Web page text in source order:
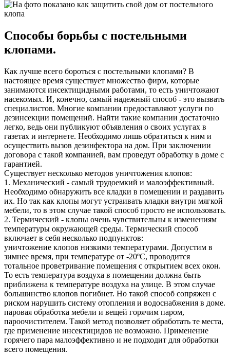
Способы борьбы с постельными
клопами.
Как лучше всего бороться с постельными клопами? В
настоящее время существует множество фирм, которые
занимаются инсектицидными работами, то есть уничтожают
насекомых. И, конечно, самый надежный способ - это вызвать
специалистов. Многие компании предоставляют услуги по
дезинсекции помещений. Найти такие компании достаточно
легко, ведь они публикуют объявления о своих услугах в
газетах и интернете. Необходимо лишь обратиться к ним и
осуществить вызов дезинфектора на дом. При заключении
договора с такой компанией, вам проведут обработку в доме с
гарантией.
Существует несколько методов уничтожения клопов:
1. Механический - самый трудоемкий и малоэффективный.
Необходимо обнаружить все кладки в помещении и раздавить
их. Но так как клопы могут устраивать кладки внутри мягкой
мебели, то в этом случае такой способ просто не использовать.
2. Термический - клопы очень чувствительны к изменениям
температуры окружающей среды. Термический способ
включает в себя несколько подпунктов:
уничтожение клопов низкими температурами. Допустим в
зимнее время, при температуре от -20ºС, проводится
тотальное проветривание помещения с открытием всех окон.
То есть температура воздуха в помещении должна быть
приближена к температуре воздуха на улице. В этом случае
большинство клопов погибнет. Но такой способ сопряжен с
риском нарушить систему отопления и водоснабжения в доме.
паровая обработка мебели и вещей горячим паром,
пароочистителем. Такой метод позволяет обработать те места,
где применение инсектицидов не возможно. Применение
горячего пара малоэффективно и не подходит для обработки
всего помещения.